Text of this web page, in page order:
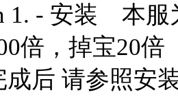
1. - 安装 本服
倍，掉宝20倍
成后 请参照安